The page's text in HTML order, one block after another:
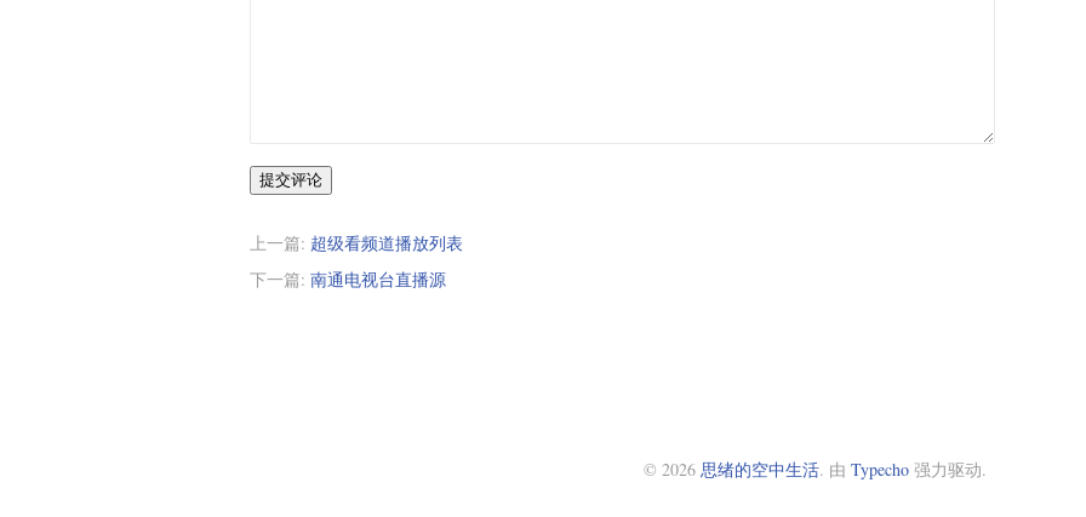
提交评论
上一篇: 超级看频道播放列表
下一篇: 南通电视台直播源
© 2026 思绪的空中生活. 由 Typecho强力驱动.